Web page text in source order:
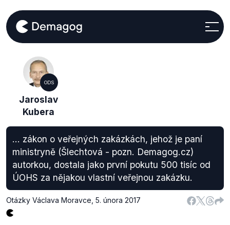
ODS
Jaroslav
Kubera
... zákon o veřejných zakázkách, jehož je paní
ministryně (Šlechtová - pozn. Demagog.cz)
autorkou, dostala jako první pokutu 500 tisíc od
ÚOHS za nějakou vlastní veřejnou zakázku.
Otázky Václava Moravce 5. února 2017